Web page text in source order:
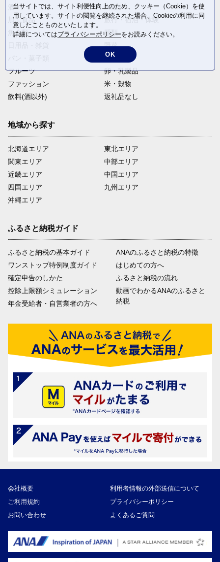
酒
肉類
加工食品
旅行・宿泊・体験
魚介類
麺類
野菜
電化製品
フルーツ
卵・乳製品
ファッション
米・穀物
飲料(酒以外)
返礼品なし
地域から探す
北海道エリア
関東エリア
近畿エリア
四国エリア
沖縄エリア
東北エリア
中部エリア
中国エリア
九州エリア
ふるさと納税ガイド
ふるさと納税の基本ガイド
ワンストップ特例制度ガイド
確定申告のしかた
控除上限額シミュレーション
年金受給者・自営業者の方へ
ANAのふるさと納税の特徴
はじめての方へ
ふるさと納税の流れ
動画でわかるANAのふるさと
納税
会社概要
利用者情報の外部送信について
ご利用規約
プライバシーポリシー
お問い合わせ
よくあるご質問
当サイトでは、サイト利便性向上のため、クッキー（Cookie）を使
用しています。サイトの閲覧を継続された場合、Cookieの利用に同
意したことものといたします。
詳細についてはプライバシーポリシーをお読みください。
OK